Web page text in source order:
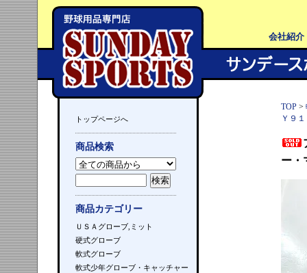
会社紹介
トップページへ
商品検索
商品カテゴリー
ＵＳＡグローブ,ミット
硬式グローブ
軟式グローブ
軟式少年グローブ・キャッチャー
TOP >
Ｙ９
ー・